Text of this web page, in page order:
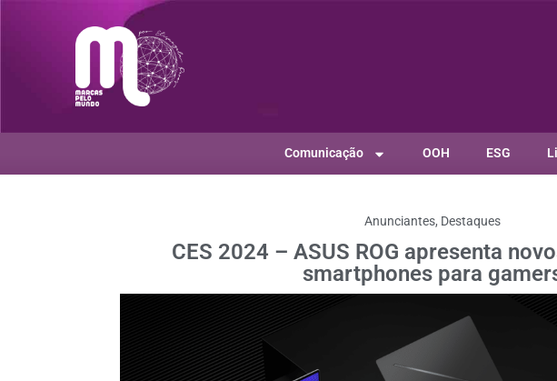
Comunicação OOH ESG
Anunciantes, Destaques
CES 2024 – ASUS ROG apresenta
smartphones para